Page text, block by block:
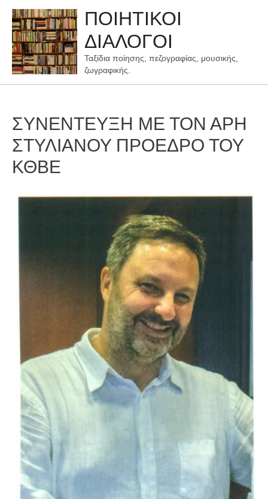
περιεχόμενο
ΠΟΙΗΤΙΚΟΙ
ΔΙΑΛΟΓΟΙ
Ταξίδια ποίησης, πεζογραφίας, μουσικής,
ζωγραφικής.
ΣΥΝΕΝΤΕΥΞΗ ΜΕ ΤΟΝ ΑΡΗ
ΣΤΥΛΙΑΝΟΥ ΠΡΟΕΔΡΟ ΤΟΥ
ΚΘΒΕ